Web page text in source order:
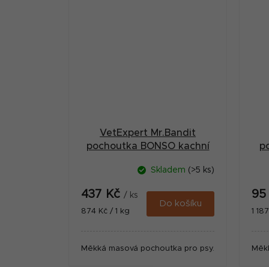
VetExpert Mr.Bandit
pochoutka BONSO kachní
Skladem (>5 ks)
437 Kč / ks
Měrná
874 Kč / 1 kg
Do košíku
Měkká masová pochoutka pro psy.
95
1